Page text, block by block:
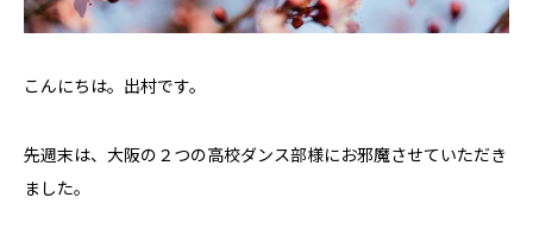
こんにちは。出村です。
先週末は、大阪の２つの高校ダンス部様にお邪魔させていただき
ました。